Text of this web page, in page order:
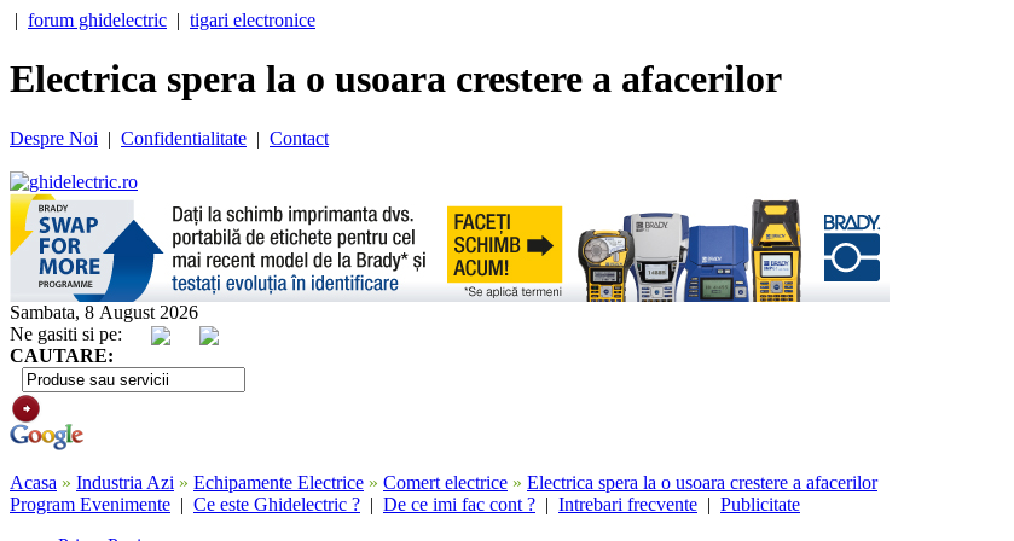
| forum ghidelectric | tigari electronice
Electrica spera la o usoara crestere a afacerilor
Despre Noi | Confidentialitate | Contact
Sambata, 8 August 2026
Ne gasiti si pe:
CAUTARE:
Acasa » Industria Azi » Echipamente Electrice » Comert electrice » Electrica spera la o usoara crestere a afacerilor
Program Evenimente | Ce este Ghidelectric ? | De ce imi fac cont ? | Intrebari frecvente | Publicitate